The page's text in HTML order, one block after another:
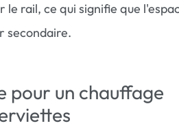
rail, ce qui signifie que
secondaire.
pour un chauffage